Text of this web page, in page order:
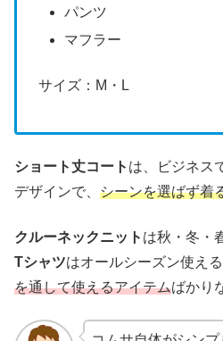
パンツ
マフラー
サイズ：M・L
ショート丈コート は、ビジネス
デザインで、 シーンを選ばず着
クルーネックニット は秋・冬・
Tシャツはオールシーズン使え
を通して使えるアイテムばかり